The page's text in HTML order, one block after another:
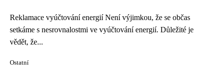
Reklamace vyúčtování energií Není výjimkou, že se občas
setkáme s nesrovnalostmi ve vyúčtování energií. Důležité je
vědět, že...
Ostatní